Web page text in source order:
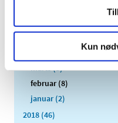
Kun
marts (3)
februar (8)
januar (2)
2018 (46)